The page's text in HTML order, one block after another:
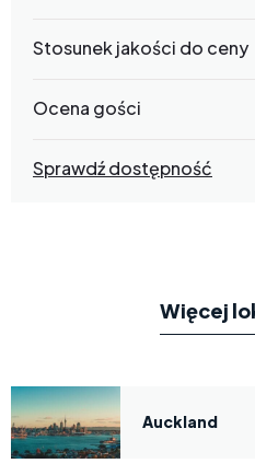
Stosunek jakości do ceny
Ocena gości
Sprawdź dostępność
Więcej
Auckland